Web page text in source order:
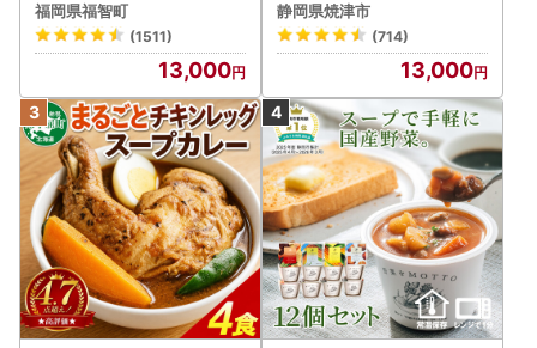
福岡県福智町
(1511)
13,000
静岡県焼津市
(714)
13,000